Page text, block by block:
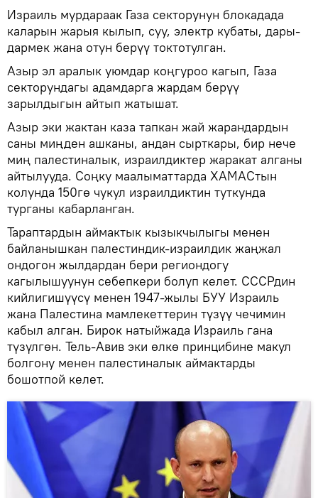
Израиль мурдараак Газа секторунун блокадада
каларын жарыя кылып, суу, электр кубаты, дары-
дармек жана отун берүү токтотулган.
Азыр эл аралык уюмдар коңгуроо кагып, Газа
секторундагы адамдарга жардам берүү
зарылдыгын айтып жатышат.
Азыр эки жактан каза тапкан жай жарандардын
саны миңден ашканы, андан сырткары, бир нече
миң палестиналык, израилдиктер жаракат алганы
айтылууда. Соңку маалыматтарда ХАМАСтын
колунда 150гө чукул израилдиктин туткунда
турганы кабарланган.
Тараптардын аймактык кызыкчылыгы менен
байланышкан палестиндик-израилдик жаңжал
ондогон жылдардан бери региондогу
кагылышуунун себепкери болуп келет. СССРдин
кийлигишүүсү менен 1947-жылы БУУ Израиль
жана Палестина мамлекеттерин түзүү чечимин
кабыл алган. Бирок натыйжада Израиль гана
түзүлгөн. Тель-Авив эки өлкө принцибине макул
болгону менен палестиналык аймактарды
бошотпой келет.